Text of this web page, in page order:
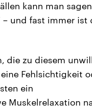
kann man
und fast immer ist
die zu diesem
Fehlsichtigkeit
ein
Muskelrelaxation